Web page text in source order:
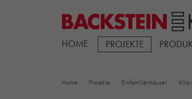
HOME PROJEKTE
Home Projekte Einfamilienhäuser Villa